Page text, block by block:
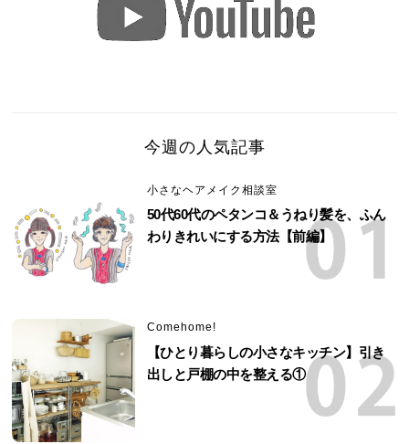
今週の人気記事
小さなヘアメイク相談室
50代60代のペタンコ＆うねり髪を、ふん
わりきれいにする方法【前編】
Comehome!
【ひとり暮らしの小さなキッチン】引き
出しと戸棚の中を整える①